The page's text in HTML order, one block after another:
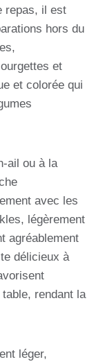
repas, il est
hors du
et
et colorée qui
ail ou à la
avec les
légèrement
agréablement
délicieux à
rendant la
léger,